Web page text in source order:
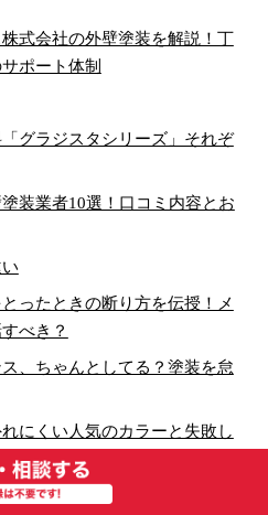
式会社の外壁塗装を解説！丁
ポート体制
グラジスタシリーズ」それぞ
装業者10選！口コミ内容とお
ったときの断り方を伝授！メ
べき？
、ちゃんとしてる？塗装を怠
にくい人気のカラーと失敗し